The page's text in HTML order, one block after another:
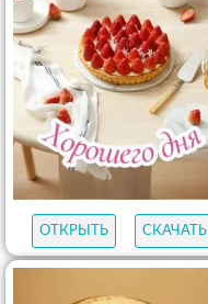
ОТКРЫТЬ СКАЧАТЬ